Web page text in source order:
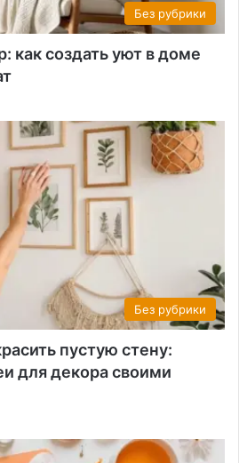
Без рубрики
создать уют в доме
Без рубрики
пустую стену:
для декора своими